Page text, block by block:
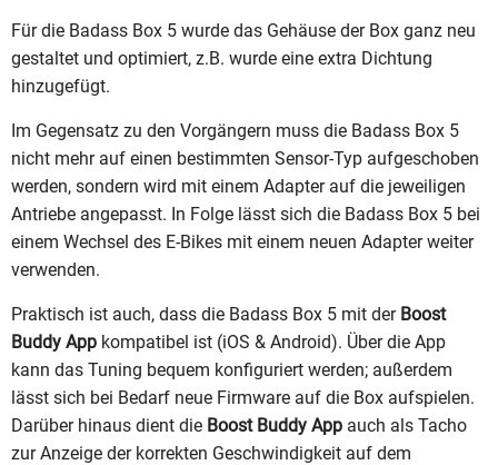
Für die Badass Box 5 wurde das Gehäuse der Box ganz neu
gestaltet und optimiert, z.B. wurde eine extra Dichtung
hinzugefügt.
Im Gegensatz zu den Vorgängern muss die Badass Box 5
nicht mehr auf einen bestimmten Sensor-Typ aufgeschoben
werden, sondern wird mit einem Adapter auf die jeweiligen
Antriebe angepasst. In Folge lässt sich die Badass Box 5 bei
einem Wechsel des E-Bikes mit einem neuen Adapter weiter
verwenden.
Praktisch ist auch, dass die Badass Box 5 mit der Boost
Buddy App kompatibel ist (iOS & Android). Über die App
kann das Tuning bequem konfiguriert werden; außerdem
lässt sich bei Bedarf neue Firmware auf die Box aufspielen.
Darüber hinaus dient die Boost Buddy App auch als Tacho
zur Anzeige der korrekten Geschwindigkeit auf dem